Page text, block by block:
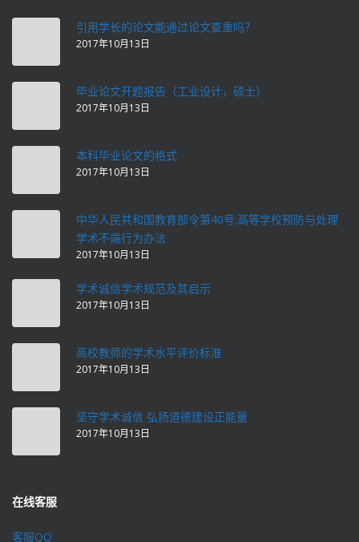
引用学长的论文能通过论文查重吗？
2017年10月13日
毕业论文开题报告（工业设计，硕士）
2017年10月13日
本科毕业论文的格式
2017年10月13日
中华人民共和国教育部令第40号:高等学校预防与处理
学术不端行为办法
2017年10月13日
学术诚信学术规范及其启示
2017年10月13日
高校教师的学术水平评价标准
2017年10月13日
坚守学术诚信 弘扬道德建设正能量
2017年10月13日
在线客服
客服QQ